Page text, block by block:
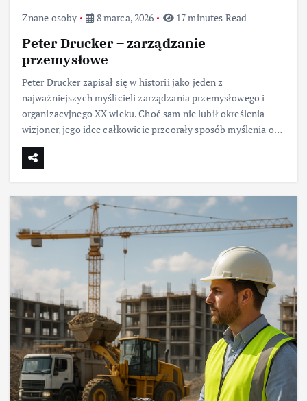
Znane osoby 8 marca, 2026 17 minutes Read
Peter Drucker – zarządzanie
przemysłowe
Peter Drucker zapisał się w historii jako jeden z
najważniejszych myślicieli zarządzania przemysłowego i
organizacyjnego XX wieku. Choć sam nie lubił określenia
wizjoner, jego idee całkowicie przeorały sposób myślenia o…